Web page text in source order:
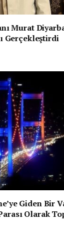
Murat
Gerçekleştirdi
Giden Bir
Olarak